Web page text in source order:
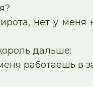
нет у меня
дальше:
работаешь в